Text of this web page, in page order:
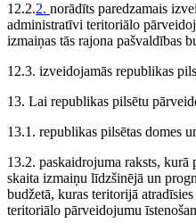
12.2.2. norādīts paredzamais
administratīvi teritoriālo
izmaiņas tās rajona pašvaldības
12.3. izveidojamās republikas
13. Lai republikas pilsētu
13.1. republikas pilsētas domes
13.2. paskaidrojuma raksts, kurā
skaita izmaiņu līdzšinējā un
budžetā, kuras teritorijā
teritoriālo pārveidojumu